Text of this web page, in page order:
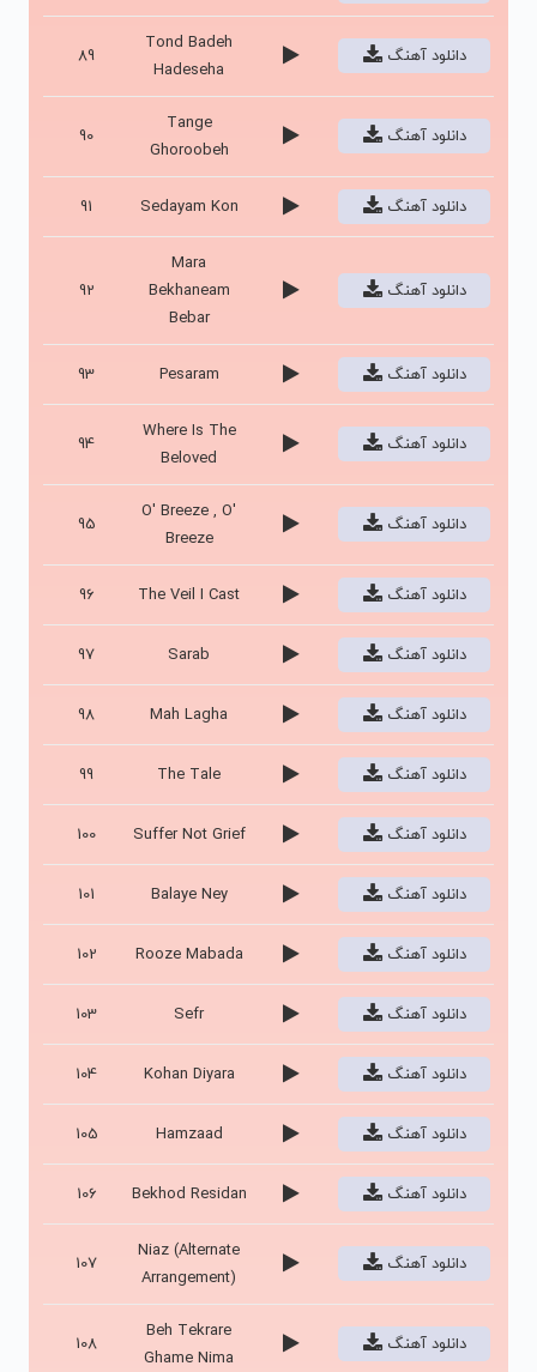
89
Tond Badeh
Hadeseha
دانلود آهنگ
90
Tange
Ghoroobeh
دانلود آهنگ
91 Sedayam Kon دانلود آهنگ
92
Mara
Bekhaneam
Bebar
دانلود آهنگ
93 Pesaram دانلود آهنگ
94
Where Is The
Beloved
دانلود آهنگ
95
O' Breeze , O'
Breeze
دانلود آهنگ
96 The Veil I Cast دانلود آهنگ
97 Sarab دانلود آهنگ
98 Mah Lagha دانلود آهنگ
99 The Tale دانلود آهنگ
100 Suffer Not Grief دانلود آهنگ
101 Balaye Ney دانلود آهنگ
102 Rooze Mabada دانلود آهنگ
103 Sefr دانلود آهنگ
104 Kohan Diyara دانلود آهنگ
105 Hamzaad دانلود آهنگ
106 Bekhod Residan دانلود آهنگ
107
Niaz (Alternate
Arrangement)
دانلود آهنگ
108
Beh Tekrare
Ghame Nima
دانلود آهنگ